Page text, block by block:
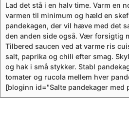
Lad det stå i en halv time. Varm en
varmen til minimum og hæld en
pandekagen, der vil hæve med det
den anden side også. Vær forsigtig
Tilbered saucen ved at varme ris
salt, paprika og chili efter smag.
og hak i små stykker. Stabl
tomater og rucola mellem hver
[bloginn id="Salte pandekager med